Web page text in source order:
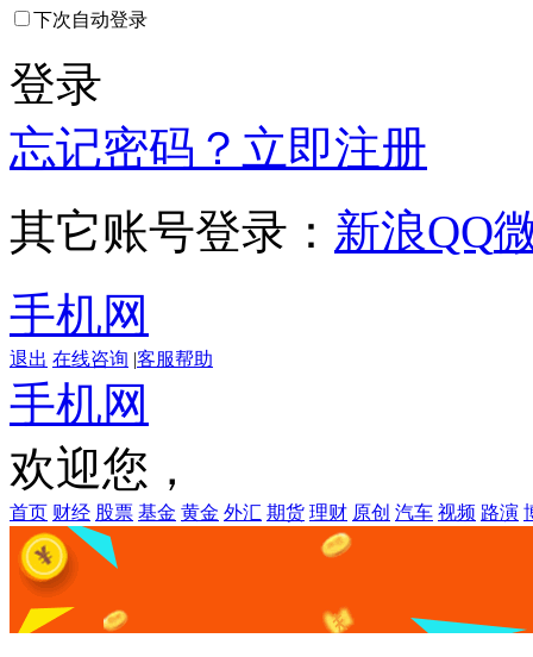
下次自动登录
登录
忘记密码？ 立即注册
其它账号登录： 新浪QQ
手机网
退出 在线咨询 |客服帮助
手机网
欢迎您，
首页 财经 股票 基金 黄金 外汇 期货 理财 原创 汽车 视频 路演